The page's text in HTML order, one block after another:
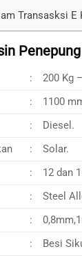
Transasksi E
Penepung
:
200 Kg
:
1100
:
Diesel.
:
Solar.
:
12 dan
:
Steel
:
: Besi